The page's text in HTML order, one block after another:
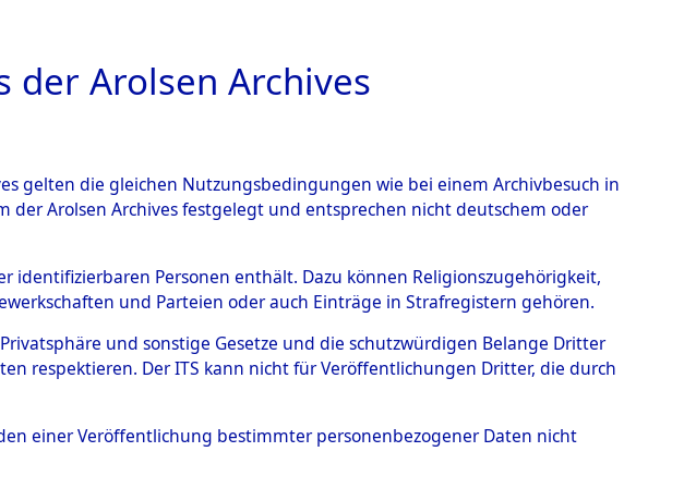
ÜBERSICHT BILD
- Unsleben→0002
Arolsen Archives
gelten die gleichen Nutzungsbedingungen wie bei einem Archivbesuch in
der Arolsen Archives festgelegt und entsprechen nicht deutschem oder
identifizierbaren Personen enthält. Dazu können Religionszugehörigkeit,
und Parteien oder auch Einträge in Strafregistern gehören.
und sonstige Gesetze und die schutzwürdigen Belange Dritter
respektieren. Der ITS kann nicht für Veröffentlichungen Dritter, die durch
einer Veröffentlichung bestimmter personenbezogener Daten nicht